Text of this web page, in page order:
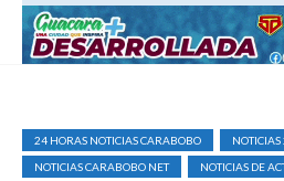
24 HORAS NOTICIAS CARABOBO NOTICIAS
NOTICIAS CARABOBO NET
NOTICIAS DE